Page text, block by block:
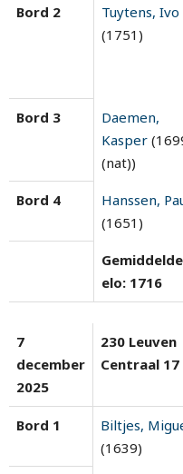
Bord 2
Tuytens, Ivo
(1751)
Bord 3
Daemen,
Kasper
(nat))
Bord 4
Hanssen,
(1651)
Gemiddelde
elo: 1716
7
december
2025
230 Leuven
Centraal 17
Bord 1
Biltjes,
(1639)